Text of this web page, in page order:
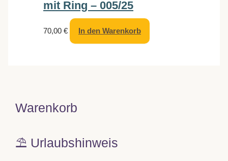
mit Ring – 005/25
70,00€ In den Warenkorb
Warenkorb
⛱️ Urlaubshinweis